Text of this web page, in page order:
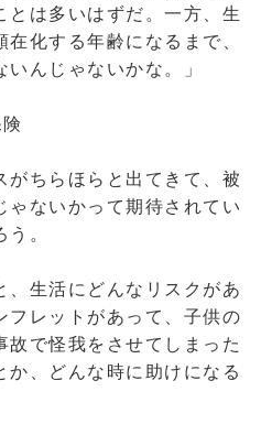
は多いはずだ。一方、生
化する年齢になるまで、
んじゃないかな。」
ちらほらと出てきて、被
ないかって期待されてい
。
生活にどんなリスクがあ
フレットがあって、子供の
で怪我をさせてしまった
、どんな時に助けになる